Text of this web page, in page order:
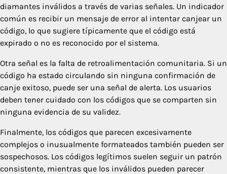
diamantes inválidos a través de varias señales. Un indicador
común es recibir un mensaje de error al intentar canjear un
código, lo que sugiere típicamente que el código está
expirado o no es reconocido por el sistema.
Otra señal es la falta de retroalimentación comunitaria. Si un
código ha estado circulando sin ninguna confirmación de
canje exitoso, puede ser una señal de alerta. Los usuarios
deben tener cuidado con los códigos que se comparten sin
ninguna evidencia de su validez.
Finalmente, los códigos que parecen excesivamente
complejos o inusualmente formateados también pueden ser
sospechosos. Los códigos legítimos suelen seguir un patrón
consistente, mientras que los inválidos pueden parecer